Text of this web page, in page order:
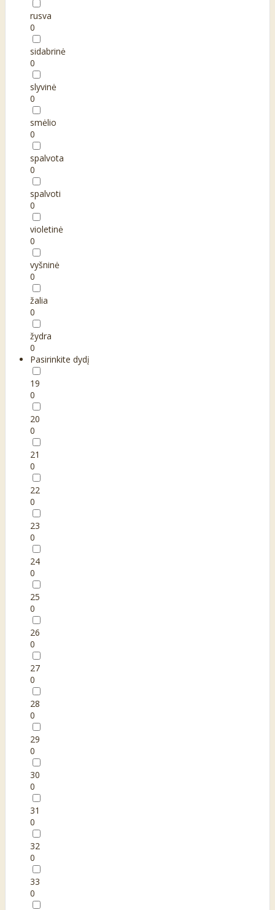
rusva
0
sidabrinė
0
slyvinė
0
smėlio
0
spalvota
0
spalvoti
0
violetinė
0
vyšninė
0
žalia
0
žydra
0
Pasirinkite dydį
19
0
20
0
21
0
22
0
23
0
24
0
25
0
26
0
27
0
28
0
29
0
30
0
31
0
32
0
33
0